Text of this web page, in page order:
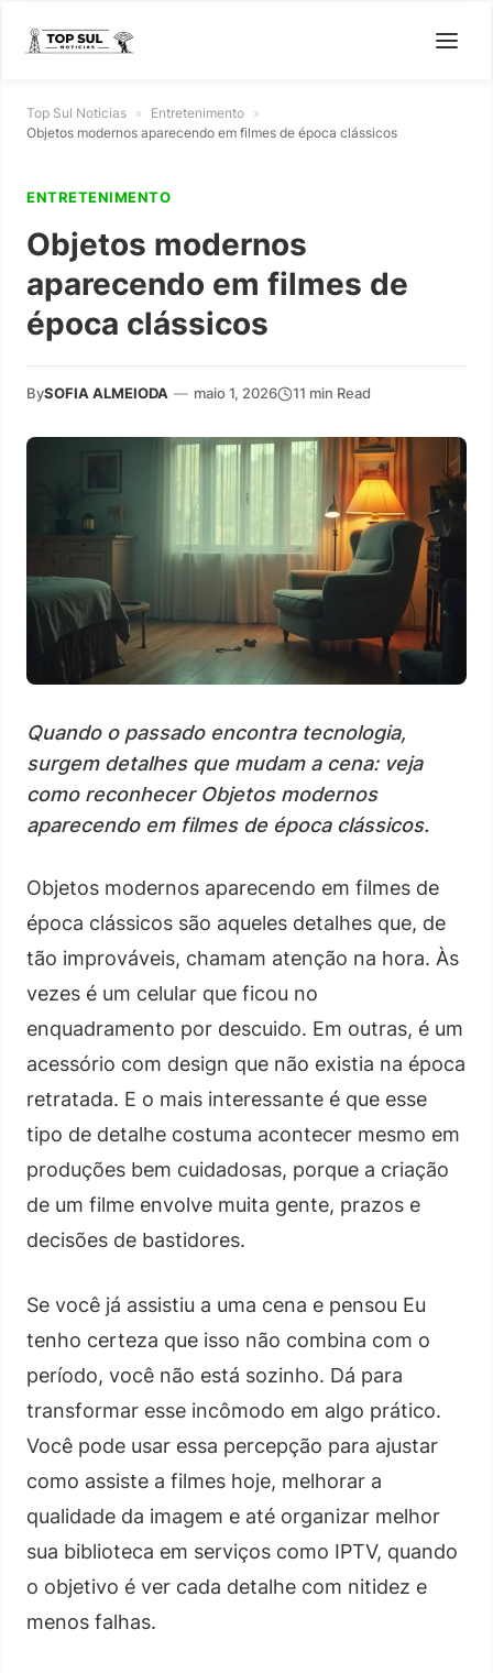
Top Sul Noticias » Entretenimento »
Objetos modernos aparecendo em filmes de época clássicos
ENTRETENIMENTO
Objetos modernos
aparecendo em filmes de
época clássicos
BySOFIA ALMEIODA — maio 1, 2026 11 min Read
Quando o passado encontra tecnologia,
surgem detalhes que mudam a cena: veja
como reconhecer Objetos modernos
aparecendo em filmes de época clássicos.
Objetos modernos aparecendo em filmes de
época clássicos são aqueles detalhes que, de
tão improváveis, chamam atenção na hora. Às
vezes é um celular que ficou no
enquadramento por descuido. Em outras, é um
acessório com design que não existia na época
retratada. E o mais interessante é que esse
tipo de detalhe costuma acontecer mesmo em
produções bem cuidadosas, porque a criação
de um filme envolve muita gente, prazos e
decisões de bastidores.
Se você já assistiu a uma cena e pensou Eu
tenho certeza que isso não combina com o
período, você não está sozinho. Dá para
transformar esse incômodo em algo prático.
Você pode usar essa percepção para ajustar
como assiste a filmes hoje, melhorar a
qualidade da imagem e até organizar melhor
sua biblioteca em serviços como IPTV, quando
o objetivo é ver cada detalhe com nitidez e
menos falhas.